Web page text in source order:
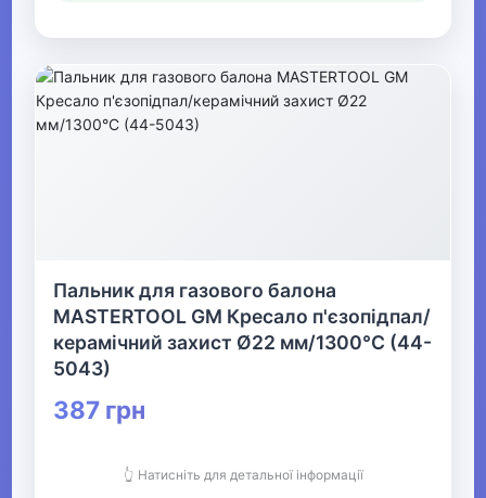
Пальник для газового балона
MASTERTOOL GM Кресало п'єзопідпал/
керамічний захист Ø22 мм/1300°С (44-
5043)
387 грн
👆 Натисніть для детальної інформації